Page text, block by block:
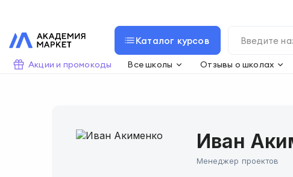
Каталог курсов
Акции и промокоды Все школы Отзывы о школах
Иван
Менеджер проектов